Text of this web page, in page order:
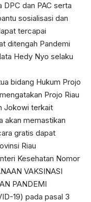
dan PAC serta
sosialisasi dan
tercapai
ditengah Pandemi
Hedy Nyo selaku
bidang Hukum Projo
Projo Riau
Jokowi terkait
akan memastikan
gratis dapat
Riau
Kesehatan Nomor
VAKSINASI
PANDEMI
19) pada pasal 3